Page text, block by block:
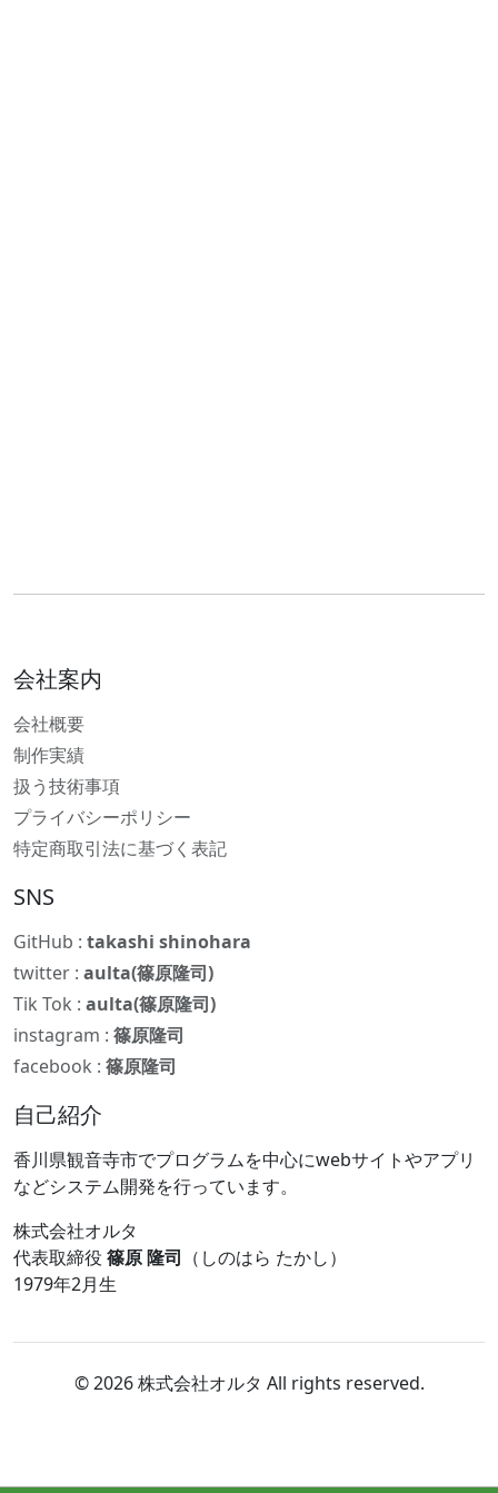
会社案内
会社概要
制作実績
扱う技術事項
プライバシーポリシー
特定商取引法に基づく表記
SNS
GitHub : takashi shinohara
twitter : aulta(篠原隆司)
Tik Tok : aulta(篠原隆司)
instagram : 篠原隆司
facebook : 篠原隆司
自己紹介
香川県観音寺市でプログラムを中心にwebサイトやアプリ
などシステム開発を行っています。
株式会社オルタ
代表取締役 篠原 隆司 （しのはら たかし）
1979年2月生
© 2026 株式会社オルタ All rights reserved.